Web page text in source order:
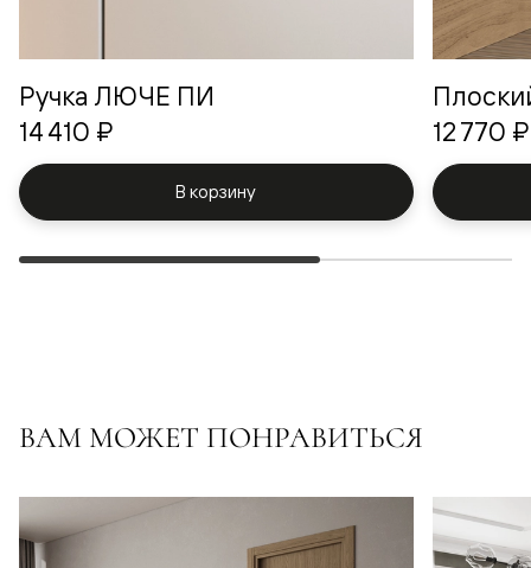
Ручка ЛЮЧЕ ПИ
14 410 ₽
В корзину
12 770 ₽
ВАМ МОЖЕТ ПОНРАВИТЬСЯ